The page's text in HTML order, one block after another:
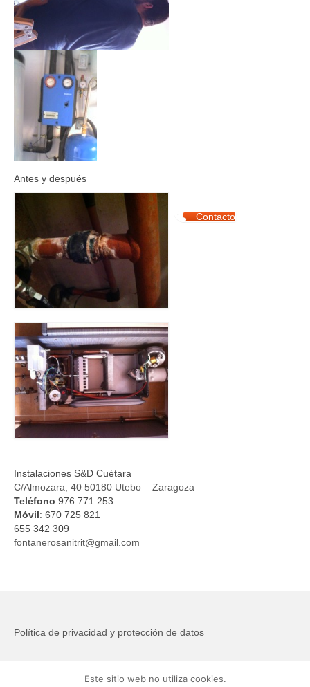
Antes y después
Contacto
Instalaciones S&D Cuétara
C/Almozara, 40 50180 Utebo – Zaragoza
Teléfono 976 771 253
Móvil: 670 725 821
655 342 309
fontanerosanitrit@gmail.com
Política de privacidad y protección de datos
Este sitio web no utiliza cookies.